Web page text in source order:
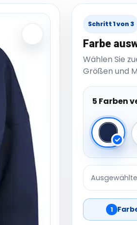
Schritt 1 von 3
Farbe
Wählen Sie
Größen und
5 Farben
Light
1